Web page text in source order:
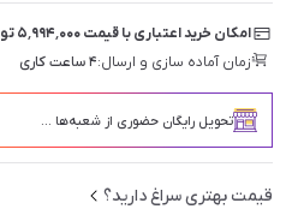
امکان خرید اعتباری با قیمت ۵٬۹۹۴٬۰۰۰ تومان
زمان آماده سازی و ارسال:۴ ساعت کاری
تحویل رایگان حضوری از شعبه‌ها ...
قیمت بهتری سراغ دارید؟